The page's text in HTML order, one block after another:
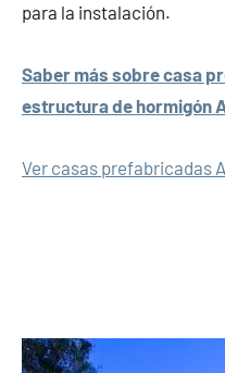
para la instalación.
Saber más sobre casa
estructura de hormigón
Ver casas prefabricadas